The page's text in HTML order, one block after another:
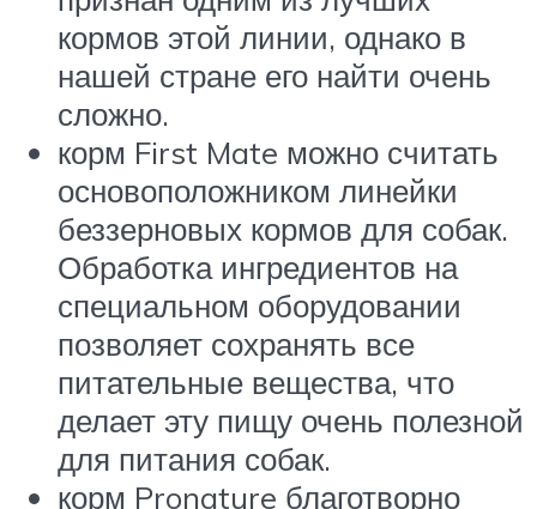
кормов этой линии, однако в
нашей стране его найти очень
сложно.
корм First Mate можно считать
основоположником линейки
беззерновых кормов для собак.
Обработка ингредиентов на
специальном оборудовании
позволяет сохранять все
питательные вещества, что
делает эту пищу очень полезной
для питания собак.
корм Pronature благотворно